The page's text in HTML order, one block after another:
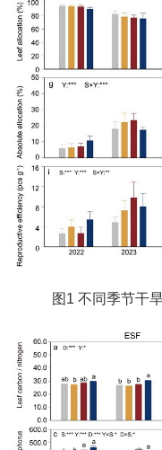
图1 不同季节干